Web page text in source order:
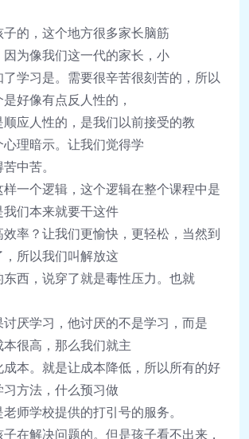
的， 这个地方很多家长脑筋
因为像我们这一代的家长 ，小
了学习是。 需要很辛苦很刻苦的， 所以
是好像有点反人性的，
顺应人性的， 是我们以前接受的教
理暗示。 让我们觉得学
中苦。
样一个逻辑 ， 这个逻辑在整个课程中是
我们本来就要干这件
率？让我们更愉快，更轻松，当然到
，所以我们叫解放这
东西， 说穿了就是毒性压力。也就
讨厌学习 ，他讨厌的不是学习 ，而是
本很高，那么我们就主
成本。就是让成本降低，所以所有的好
习方法，什么预习做
老师学校提供的打引号的服务。
子在解决问题的。但是孩子看不出来，